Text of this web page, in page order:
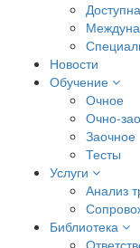
Новости
Обучение
Очное
Очно-
Заочное
Тесты
Услуги
Анализ
Библиотека